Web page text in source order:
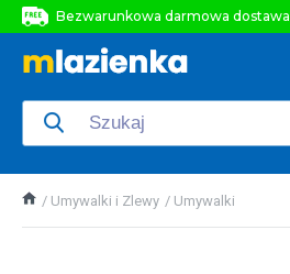
Bezwarunkowa darmowa dostawa
Bezwarunkowa darmowa dostawa
Umywalki i Zlewy Umywalki